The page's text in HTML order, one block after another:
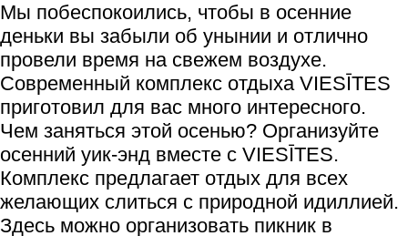
Мы побеспокоились, чтобы в осенние
деньки вы забыли об унынии и отлично
провели время на свежем воздухе.
Современный комплекс отдыха VIESĪTES
приготовил для вас много интересного.
Чем заняться этой осенью? Организуйте
осенний уик-энд вместе с VIESĪTES.
Комплекс предлагает отдых для всех
желающих слиться с природной идиллией.
Здесь можно организовать пикник в